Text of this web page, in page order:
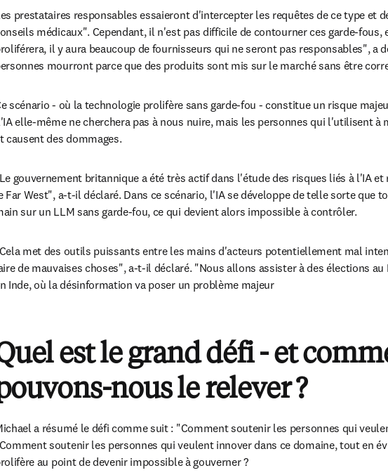
prestataires responsables essaieront d'intercepter les requêtes de ce type et
médicaux". Cependant, il n'est pas difficile de contourner ces garde-
il y aura beaucoup de fournisseurs qui ne seront pas responsables", a
mourront parce que des produits sont mis sur le marché sans être
scénario - où la technologie prolifère sans garde-fou - constitue un risque
elle-même ne cherchera pas à nous nuire, mais les personnes qui l'utilisent à
causent des dommages.
gouvernement britannique a été très actif dans l'étude des risques liés à l'IA
Far West", a-t-il déclaré. Dans ce scénario, l'IA se développe de telle sorte que
sur un LLM sans garde-fou, ce qui devient alors impossible à contrôler.
met des outils puissants entre les mains d'acteurs potentiellement mal
de mauvaises choses", a-t-il déclaré. "Nous allons assister à des élections
Inde, où la désinformation va poser un problème majeur
est le grand défi - et
nous le relever ?
a résumé le défi comme suit : "Comment soutenir les personnes qui
soutenir les personnes qui veulent innover dans ce domaine, tout en
au point de devenir impossible à gouverner ?